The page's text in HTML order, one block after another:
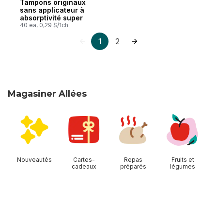
Tampons originaux
sans applicateur à
absorptivité super
40 ea, 0,29 $/1ch
1 2
Magasiner Allées
Nouveautés
Cartes-
cadeaux
Repas
préparés
Fruits et
légumes